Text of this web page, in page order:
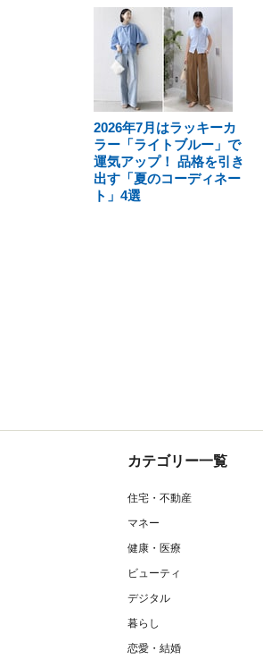
2026年7月はラッキーカ
ラー「ライトブルー」で
運気アップ！ 品格を引き
出す「夏のコーディネー
ト」4選
カテゴリー一覧
住宅・不動産
マネー
健康・医療
ビューティ
デジタル
暮らし
恋愛・結婚